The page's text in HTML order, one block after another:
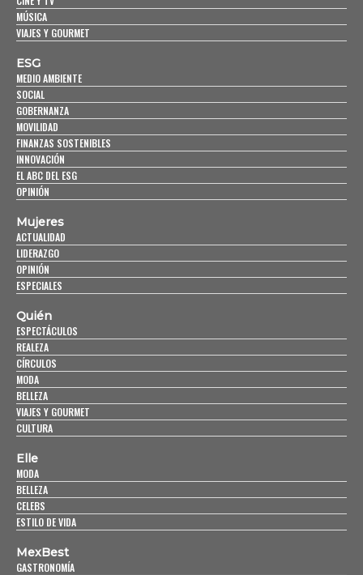
MÚSICA
VIAJES Y GOURMET
ESG
MEDIO AMBIENTE
SOCIAL
GOBERNANZA
MOVILIDAD
FINANZAS SOSTENIBLES
INNOVACIÓN
EL ABC DEL ESG
OPINIÓN
Mujeres
ACTUALIDAD
LIDERAZGO
OPINIÓN
ESPECIALES
Quién
ESPECTÁCULOS
REALEZA
CÍRCULOS
MODA
BELLEZA
VIAJES Y GOURMET
CULTURA
Elle
MODA
BELLEZA
CELEBS
ESTILO DE VIDA
MexBest
GASTRONOMÍA